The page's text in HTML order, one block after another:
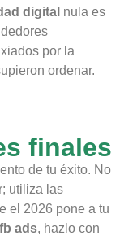
digital nula es
por la
ordenar.
finales
de tu éxito. No
utiliza las
el 2026 pone a tu
ads, hazlo con